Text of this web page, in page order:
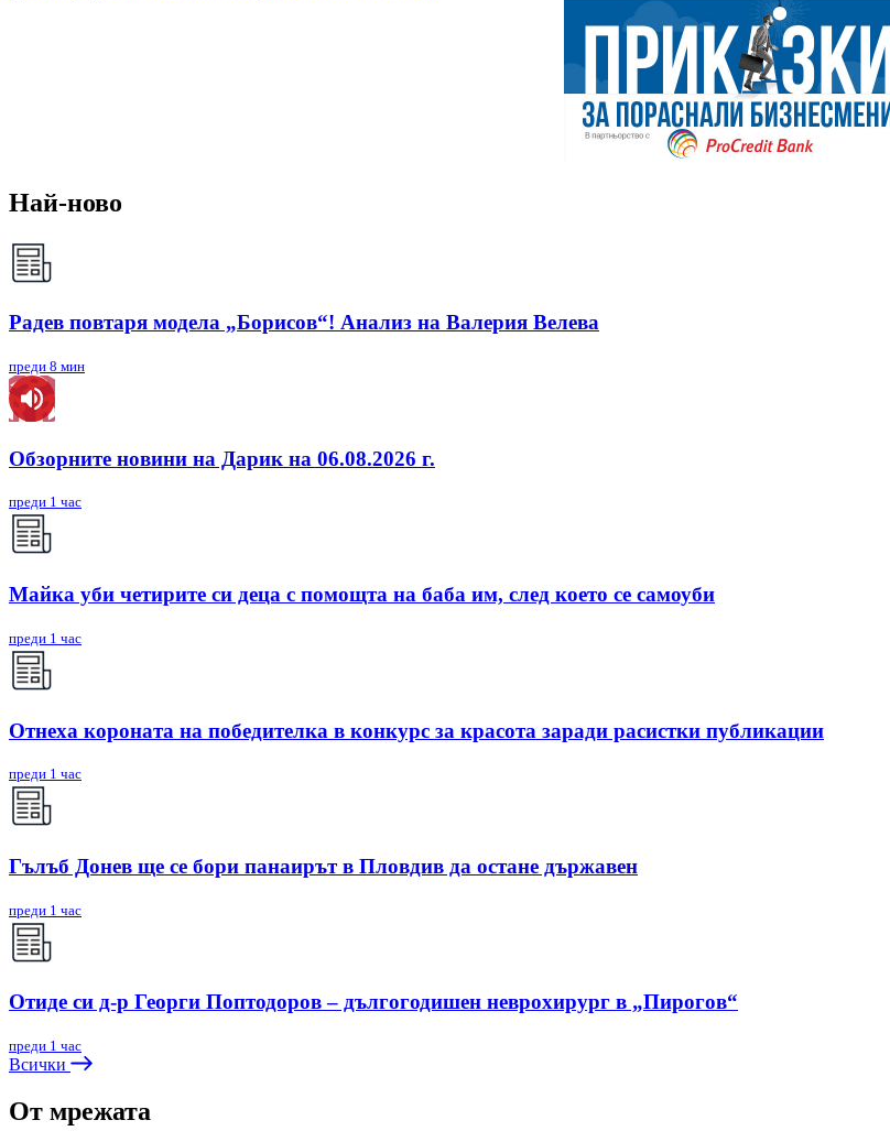
Най-ново
Радев повтаря модела „Борисов“! Анализ на Валерия Велева
преди 8 мин
Обзорните новини на Дарик на 06.08.2026 г.
преди 1 час
Майка уби четирите си деца с помощта на баба им, след което се самоуби
преди 1 час
Отнеха короната на победителка в конкурс за красота заради расистки публикации
преди 1 час
Гълъб Донев ще се бори панаирът в Пловдив да остане държавен
преди 1 час
Отиде си д-р Георги Поптодоров – дългогодишен неврохирург в „Пирогов“
преди 1 час
Всички
От мрежата